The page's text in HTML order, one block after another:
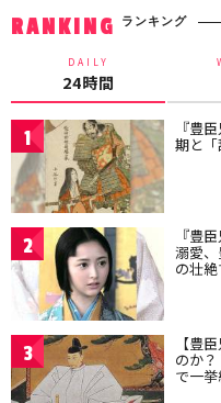
RANKING ランキング
DAILY
24時間
1 『豊
期と
2 『豊
溺愛
の壮
3 【豊
のか
で一